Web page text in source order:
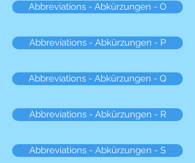
Abbreviations - Abkürzungen - O
Abbreviations - Abkürzungen - P
Abbreviations - Abkürzungen - Q
Abbreviations - Abkürzungen - R
Abbreviations - Abkürzungen - S